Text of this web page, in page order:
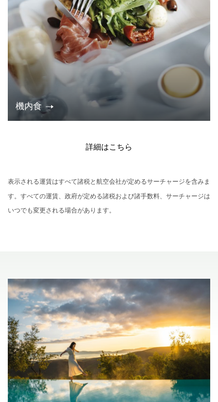
機内食
詳細はこちら
表示される運賃はすべて諸税と航空会社が定めるサーチャージを含みま
す。すべての運賃、政府が定める諸税および諸手数料、サーチャージは
いつでも変更される場合があります。